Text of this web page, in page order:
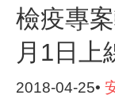
檢疫專
月1日上
2018-04-25•